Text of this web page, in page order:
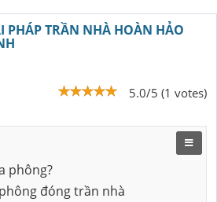
PHÁP TRẦN NHÀ HOÀN HẢO
5.0/5 (1 votes)
phông?
đóng trần nhà